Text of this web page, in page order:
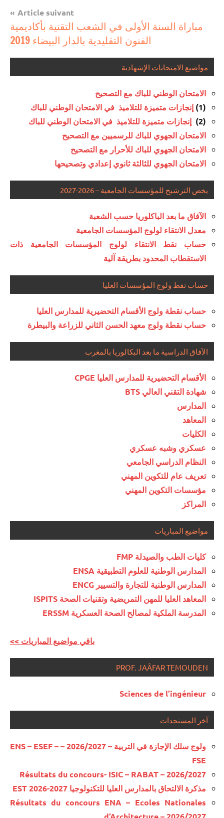
Article suivant
مباراة السنة الأولى في الشعب التقنية بأكاديمية
الفنون التقليدية بالدار البيضاء 2019
مواضيع الامتحانات الإشهادية
الامتحان الوطني للباك مع التصحيح
(1)
إنجازات متميزة للتلاميذ في الامتحان الوطني للباك
(2)
إنجازات متميزة للتلاميذ في الامتحان الوطني للباك
الامتحان الجهوي للباك للرسميين مع التصحيح
الامتحان الجهوي للباك للأحرار مع التصحيح
الامتحان الجهوي للثالثة ثانوي إعدادي وتصحيحها
يخص الترشيح للمؤسسات الجامعية – 2026-2027
الآفاق ما بعد الباكلوريا حسب الشعبة
معدل الانتقاء لولوج المؤسسات الجامعية
حساب نقط الانتقاء لولوج المؤسسات الجامعية ذات
الاستقطاب المحدود بطريقة آلية
حساب نقط ولوج المؤسسات العليا
حساب نقطة ولوج الأقسام التحضيرية للمدارس العليا
حساب نقطة ولوج معهد الحسن الثاني للزراعة والبيطرة
الآفاق الدراسية ما بعد البكالوريا بالمغرب
الأقسام التحضيرية للمدارس العليا CPGE
شهادة التقني العالي BTS
المدارس
المعاهد
الكليات
عسكري وشبه عسكري
النظام الدراسي الجامعي
تعريف عام للتكوين المهني
مؤسسات التكوين المهني
المراكز
مواضيع المباريات
كليات الطب والصيدلة FMP
المدارس الوطنية للعلوم التطبيقية ENSA
المدارس الوطنية للتجارة والتسيير ENCG
المعاهد العليا للمهن التمريضية وتقنيات الصحة ISPITS
المدرسة الملكية لمصالح الصحة العسكرية ERSSM
<< باقي مواضيع المباريات
PROF. JAÂFAR TEMOUDEN
Sciences de l’ingénieur
آخر المستجدات
ولوج سلك الإجازة في التربية – 2026/2027 – ENS – ESEF –
FSE
Résultats du concours- ISIC – RABAT – 2026/2027
مذكرة الالتحاق بالمدارس العليا للتكنولوجيا EST 2026-2027
Résultats du concours ENA – Ecoles Nationales